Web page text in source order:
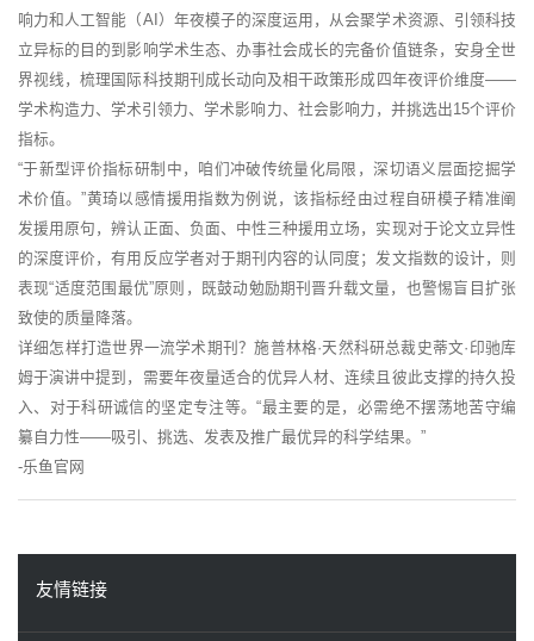
响力和人工智能（AI）年夜模子的深度运用，从会聚学术资源、引领科技
立异标的目的到影响学术生态、办事社会成长的完备价值链条，安身全世
界视线，梳理国际科技期刊成长动向及相干政策形成四年夜评价维度——
学术构造力、学术引领力、学术影响力、社会影响力，并挑选出15个评价
指标。
“于新型评价指标研制中，咱们冲破传统量化局限，深切语义层面挖掘学
术价值。”黄琦以感情援用指数为例说，该指标经由过程自研模子精准阐
发援用原句，辨认正面、负面、中性三种援用立场，实现对于论文立异性
的深度评价，有用反应学者对于期刊内容的认同度；发文指数的设计，则
表现“适度范围最优”原则，既鼓动勉励期刊晋升载文量，也警惕盲目扩张
致使的质量降落。
详细怎样打造世界一流学术期刊？施普林格·天然科研总裁史蒂文·印驰库
姆于演讲中提到，需要年夜量适合的优异人材、连续且彼此支撑的持久投
入、对于科研诚信的坚定专注等。“最主要的是，必需绝不摆荡地苦守编
纂自力性——吸引、挑选、发表及推广最优异的科学结果。”
-乐鱼官网
友情链接